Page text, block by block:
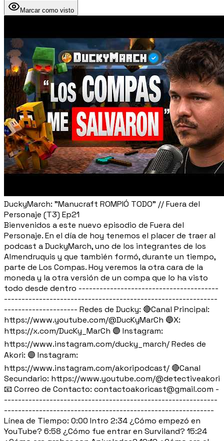
Marcar como visto
DuckyMarch: "Manucraft ROMPIÓ TODO" // Fuera del
Personaje (T3) Ep21
Bienvenidos a este nuevo episodio de Fuera del
Personaje. En el día de hoy tenemos el placer de traer al
podcast a DuckyMarch, uno de los integrantes de los
Almendruquis y que también formó, durante un tiempo,
parte de Los Compas. Hoy veremos la otra cara de la
moneda y la otra versión de un compa que lo ha visto
todo desde dentro ----------------------------------------
-------------------------------------------------------------
--------------------- Redes de Ducky: 🔴Canal Principal:
https://www.youtube.com/@DucKyMarCh 🔵X:
https://x.com/DucKy_MarCh 🟣 Instagram:
https://www.instagram.com/ducky_march/ Redes de
Akori: 🟣 Instagram:
https://www.instagram.com/akoripodcast/ 🔴Canal
Secundario: https://www.youtube.com/@detectiveakori
📧 Correo de Contacto: contactoakoricast@gmail.com -
-------------------------------------------------------------
------------------------------------------------------------
Línea de Tiempo: 0:00 Intro 2:34 ¿Cómo empezó en
YouTube? 6:58 ¿Cómo fue entrar en Surviland? 15:24